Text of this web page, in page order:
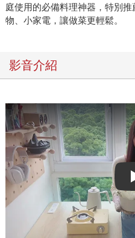
庭使用的必備料理神器，特別
物、小家電，讓做菜更輕鬆。
影音介紹